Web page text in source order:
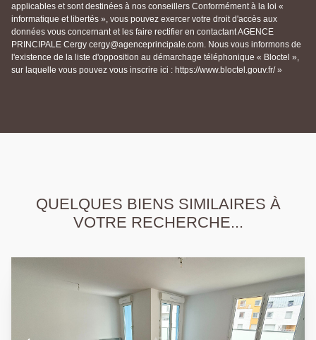
applicables et sont destinées à nos conseillers Conformément à la loi «
informatique et libertés », vous pouvez exercer votre droit d'accès aux
données vous concernant et les faire rectifier en contactant AGENCE
PRINCIPALE Cergy cergy@agenceprincipale.com. Nous vous informons de
l'existence de la liste d'opposition au démarchage téléphonique « Bloctel »,
sur laquelle vous pouvez vous inscrire ici : https://www.bloctel.gouv.fr/ »
QUELQUES BIENS SIMILAIRES À
VOTRE RECHERCHE...